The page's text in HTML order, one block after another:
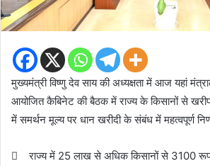
मुख्यमंत्री विष्णु देव साय की अध्यक्षता में आज यहां
आयोजित कैबिनेट की बैठक में राज्य के किसानों से
में समर्थन मूल्य पर धान खरीदी के संबंध में महत्वपूर्ण
 राज्य में 25 लाख से अधिक किसानों से 3100